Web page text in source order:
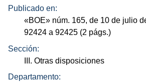
Publicado en:
«BOE» núm. 165, de 10 de julio
92424 a 92425 (2 págs.)
Sección:
III. Otras disposiciones
Departamento: